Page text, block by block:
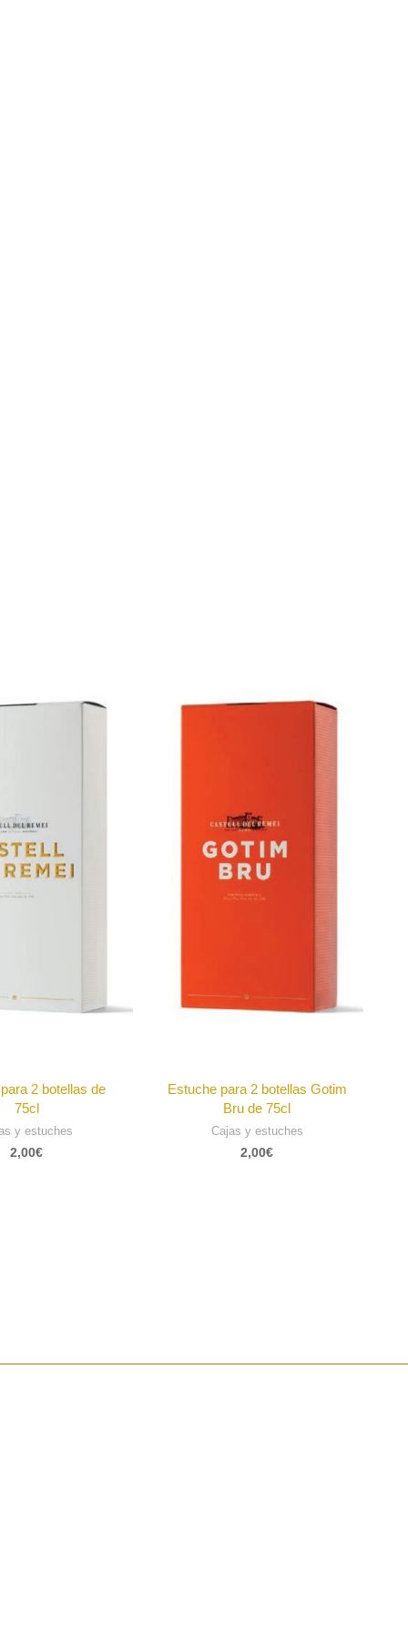
2 botellas de
75cl
y estuches
2,00€
Estuche para 2 botellas Gotim
Bru de 75cl
Cajas y estuches
2,00€